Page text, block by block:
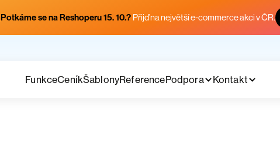
Potkáme se na Reshoperu 15. 10.? Přijď na největší e-commerce akci v ČR.
FunkceCeníkŠablonyReferencePodpora Kontakt